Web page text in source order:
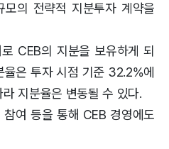
의 전략적 지분투자 계약을
CEB의 지분을 보유하게 되
은 투자 시점 기준 32.2%에
지분율은 변동될 수 있다.
여 등을 통해 CEB 경영에도